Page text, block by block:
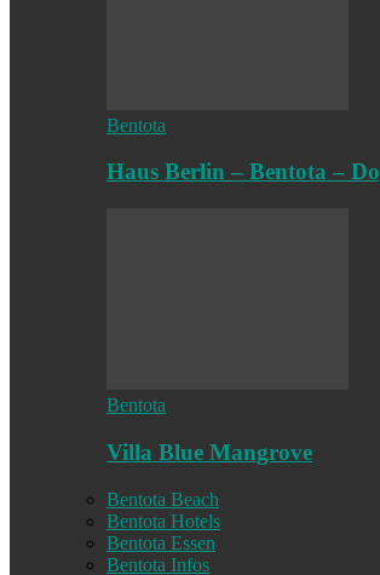
Bentota
Haus Berlin – Bentota –
Bentota
Villa Blue Mangrove
Bentota Beach
Bentota Hotels
Bentota Essen
Bentota Infos